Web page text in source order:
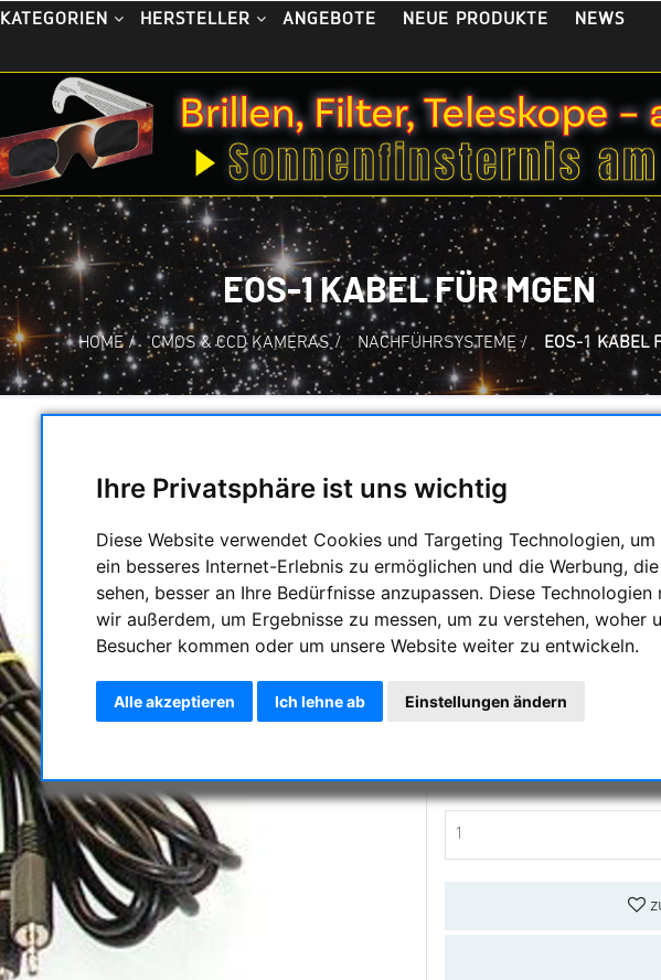
Ihre Privatsphäre ist uns wichtig
Diese Website verwendet Cookies und Targeting Technologien, um
ein besseres Internet-Erlebnis zu ermöglichen und die Werbung,
sehen, besser an Ihre Bedürfnisse anzupassen. Diese Technologien
wir außerdem, um Ergebnisse zu messen, um zu verstehen, woher
Besucher kommen oder um unsere Website weiter zu entwickeln.
Alle akzeptieren Ich lehne ab Einstellungen ändern
KATEGORIEN HERSTELLER ANGEBOTE NEUE PRODUKTE
NEWS
EOS-1 KABEL FÜR MGEN
HOME / CMOS & CCD KAMERAS / NACHFÜHRSYSTEME / EOS-1 KABEL
EOS-1 Kabel für
Hersteller : Lacerta
Artikelnummer :LAC-
21,00